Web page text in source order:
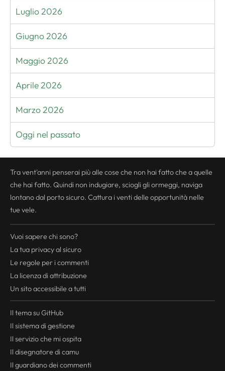
Luglio 2026
Giugno 2026
Maggio 2026
Aprile 2026
Marzo 2026
Oggi nel passato
Tra vent'anni penserai più alle cose che non hai fatto che a quelle
che hai fatto. Quindi non indugiare, sciogli gli ormeggi, naviga
lontano dal porto sicuro. Cattura i venti delle opportunità nelle
tue vele.
Vuoi sapere chi sono?
La tua privacyal sicuro
Le regole per i commenti
La licenza di attribuzione
Un sito accessibile a tutti
Il tema su GitHub
Il sistema di gestione
Il servizio che mi ospita
Il disegnatore di camu
Il guardiano dei commenti